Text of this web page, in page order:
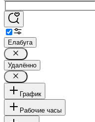
Елабуга
Удалённо
График
Рабочие часы